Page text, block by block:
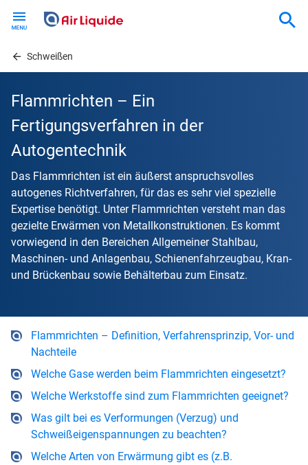
contentSchweißen
Flammrichten – Ein
Fertigungsverfahren in der
Autogentechnik
Das Flammrichten ist ein äußerst anspruchsvolles
autogenes Richtverfahren, für das es sehr viel spezielle
Expertise benötigt. Unter Flammrichten versteht man das
gezielte Erwärmen von Metallkonstruktionen. Es kommt
vorwiegend in den Bereichen Allgemeiner Stahlbau,
Maschinen- und Anlagenbau, Schienenfahrzeugbau, Kran-
und Brückenbau sowie Behälterbau zum Einsatz.
Flammrichten – Definition, Verfahrensprinzip, Vor- und
Nachteile
Welche Gase werden beim Flammrichten eingesetzt?
Welche Werkstoffe sind zum Flammrichten geeignet?
Was gilt bei es Verformungen (Verzug) und
Schweißeigenspannungen zu beachten?
Welche Arten von Erwärmung gibt es (z.B.